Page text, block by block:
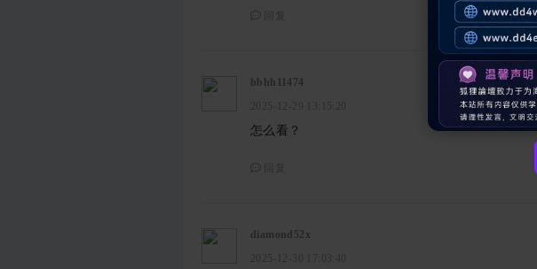
bbhh11474
2025-12-29 13:15:20
怎么看？
diamond52x
2025-12-30 17:03:40